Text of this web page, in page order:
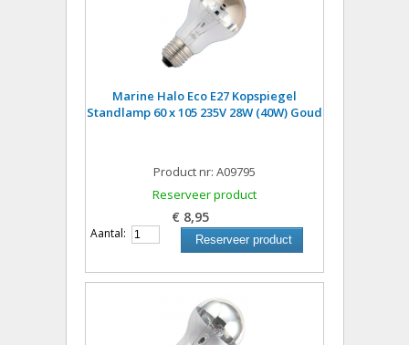
Marine Halo Eco E27 Kopspiegel
Standlamp 60 x 105 235V 28W (40W) Goud
Product nr: A09795
Reserveer product
€ 8,95
Aantal: Reserveer product